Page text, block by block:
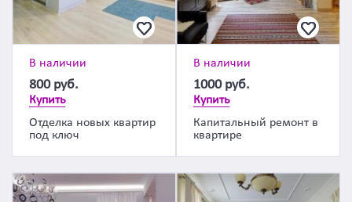
В наличии
800 руб.
Купить
Отделка новых квартир
под ключ
В наличии
1000 руб.
Купить
Капитальный ремонт в
квартире